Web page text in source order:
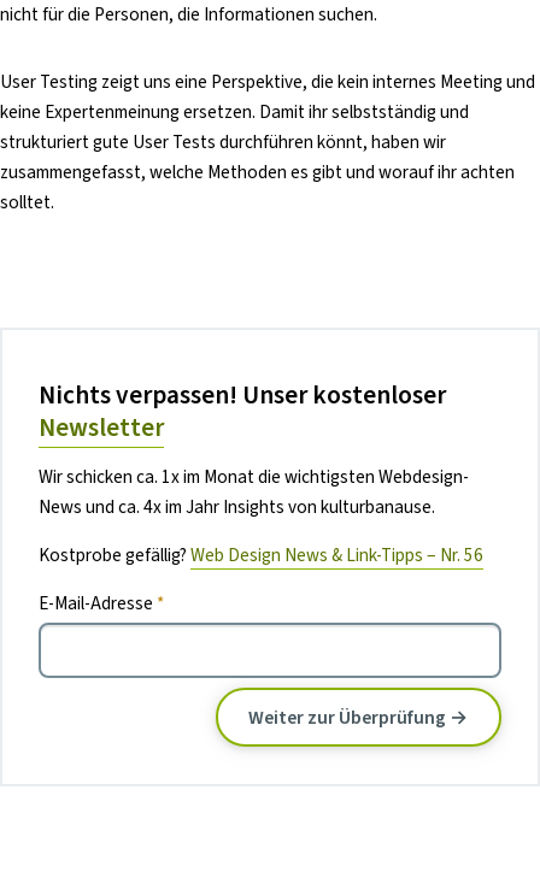
nicht für die Personen, die Informationen suchen.
User Testing zeigt uns eine Perspektive, die kein internes Meeting und
keine Expertenmeinung ersetzen. Damit ihr selbstständig und
strukturiert gute User Tests durchführen könnt, haben wir
zusammengefasst, welche Methoden es gibt und worauf ihr achten
solltet.
Nichts verpassen! Unser kostenloser
Newsletter
Wir schicken ca. 1x im Monat die wichtigsten Webdesign-
News und ca. 4x im Jahr Insights von kulturbanause.
Kostprobe gefällig?Web Design News & Link-Tipps – Nr. 56
E-Mail-Adresse *